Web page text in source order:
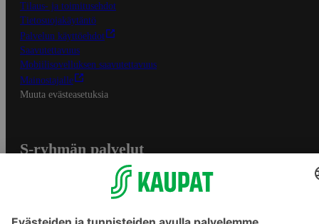
Tilaus- ja toimitusehdot
Tietosuojakäytäntö
Palvelun käyttöehdot
Saavutettavuus
Mobiilisovelluksen saavutettavuus
Mainostajalle
Muuta evästeasetuksia
S-ryhmän palvelut